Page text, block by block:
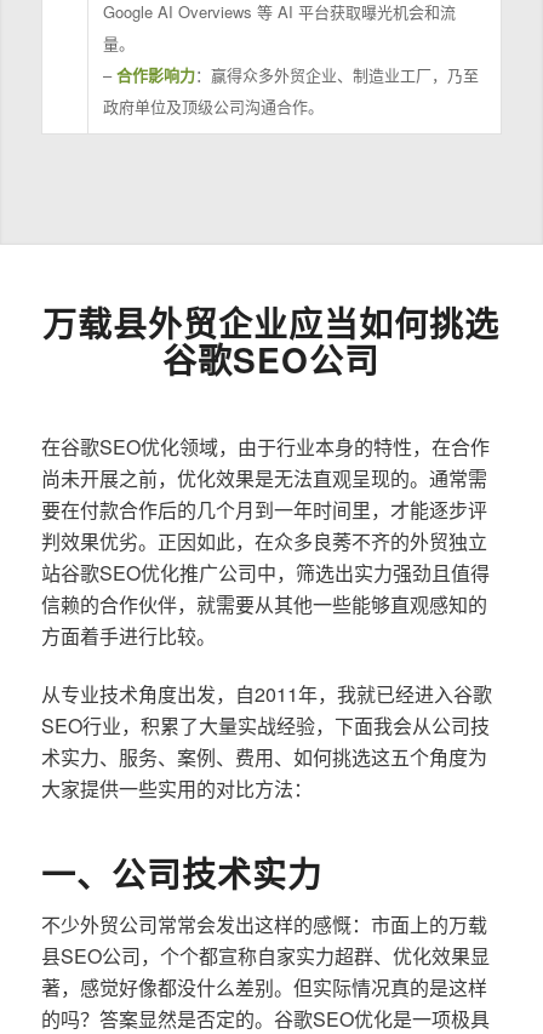
Google AI Overviews 等 AI 平台获取曝光机会和流
量。
–合作影响力：赢得众多外贸企业、制造业工厂，乃至
政府单位及顶级公司沟通合作。
万载县外贸企业应当如何挑选
谷歌SEO公司
在谷歌SEO优化领域，由于行业本身的特性，在合作
尚未开展之前，优化效果是无法直观呈现的。通常需
要在付款合作后的几个月到一年时间里，才能逐步评
判效果优劣。正因如此，在众多良莠不齐的外贸独立
站谷歌SEO优化推广公司中，筛选出实力强劲且值得
信赖的合作伙伴，就需要从其他一些能够直观感知的
方面着手进行比较。
从专业技术角度出发，自2011年，我就已经进入谷歌
SEO行业，积累了大量实战经验，下面我会从公司技
术实力、服务、案例、费用、如何挑选这五个角度为
大家提供一些实用的对比方法：
一、公司技术实力
不少外贸公司常常会发出这样的感慨：市面上的万载
县SEO公司，个个都宣称自家实力超群、优化效果显
著，感觉好像都没什么差别。但实际情况真的是这样
的吗？答案显然是否定的。谷歌SEO优化是一项极具